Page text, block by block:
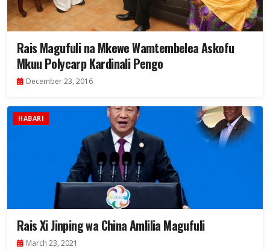
Rais Magufuli na Mkewe Wamtembelea Askofu
Mkuu Polycarp Kardinali Pengo
December 23, 2016
HABARI
Rais Xi Jinping wa China Amlilia Magufuli
March 23, 2021